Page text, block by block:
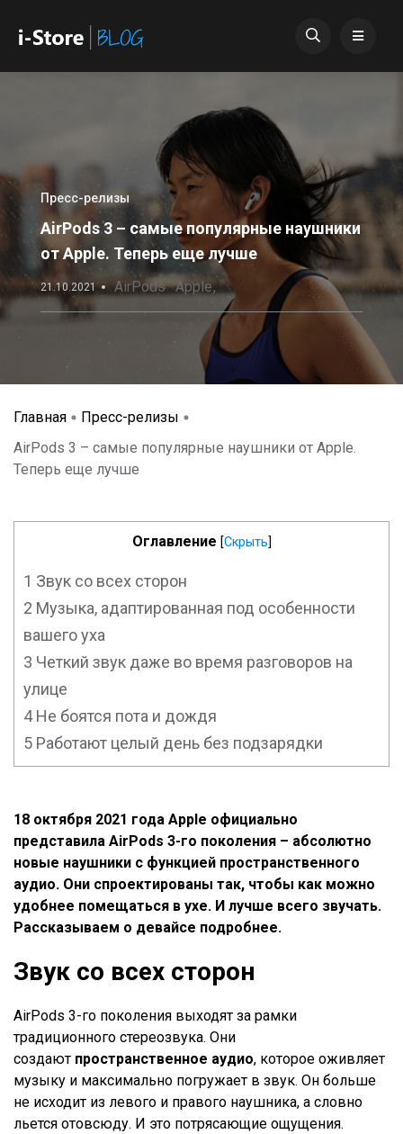
Пресс-релизы
AirPods 3 – самые популярные наушники
от Apple. Теперь еще лучше
21.10.2021 AirPods Apple
Главная
Пресс-релизы
AirPods 3 – самые популярные наушники от Apple.
Теперь еще лучше
Оглавление [Скрыть]
1 Звук со всех сторон
2 Музыка, адаптированная под особенности
вашего уха
3 Четкий звук даже во время разговоров на
улице
4Не боятся пота и дождя
5 Работают целый день без подзарядки
18 октября 2021 года Apple официально
представила AirPods 3-го поколения – абсолютно
новые наушники с функцией пространственного
аудио. Они спроектированы так, чтобы как можно
удобнее помещаться в ухе. И лучше всего звучать.
Рассказываем о девайсе подробнее.
Звук со всех сторон
AirPods 3-го поколения выходят за рамки
традиционного стереозвука. Они
создают пространственное аудио, которое оживляет
музыку и максимально погружает в звук. Он больше
не исходит из левого и правого наушника, а словно
льется отовсюду. И это потрясающие ощущения.